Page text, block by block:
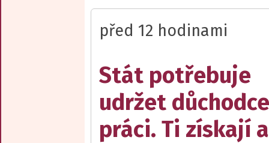
před 12 hodinami
Stát potřebuje
udržet
práci. Ti získají